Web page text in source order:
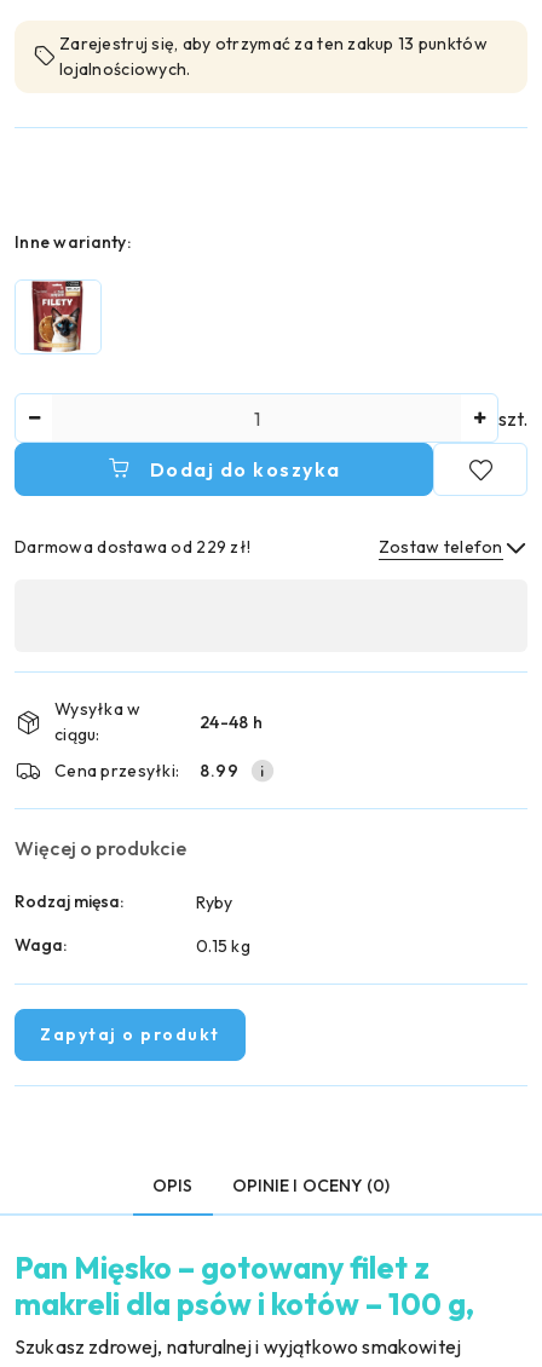
Zarejestruj się, aby otrzymać za ten zakup 13 punktów
lojalnościowych.
Wariant
Inne warianty:
szt.
Dodaj do koszyka
Darmowa dostawa od 229 zł! Zostaw telefon
płatność
dostawa
Wysyłka w
ciągu:
24-48 h
Cena przesyłki: 8.99
Więcej o produkcie
Rodzaj mięsa:
Ryby
Waga:
0.15 kg
Zapytaj o produkt
OPIS OPINIE I OCENY (0)
Pan Mięsko – gotowany filet z
makreli dla psów i kotów – 100 g,
Szukasz zdrowej, naturalnej i wyjątkowo smakowitej